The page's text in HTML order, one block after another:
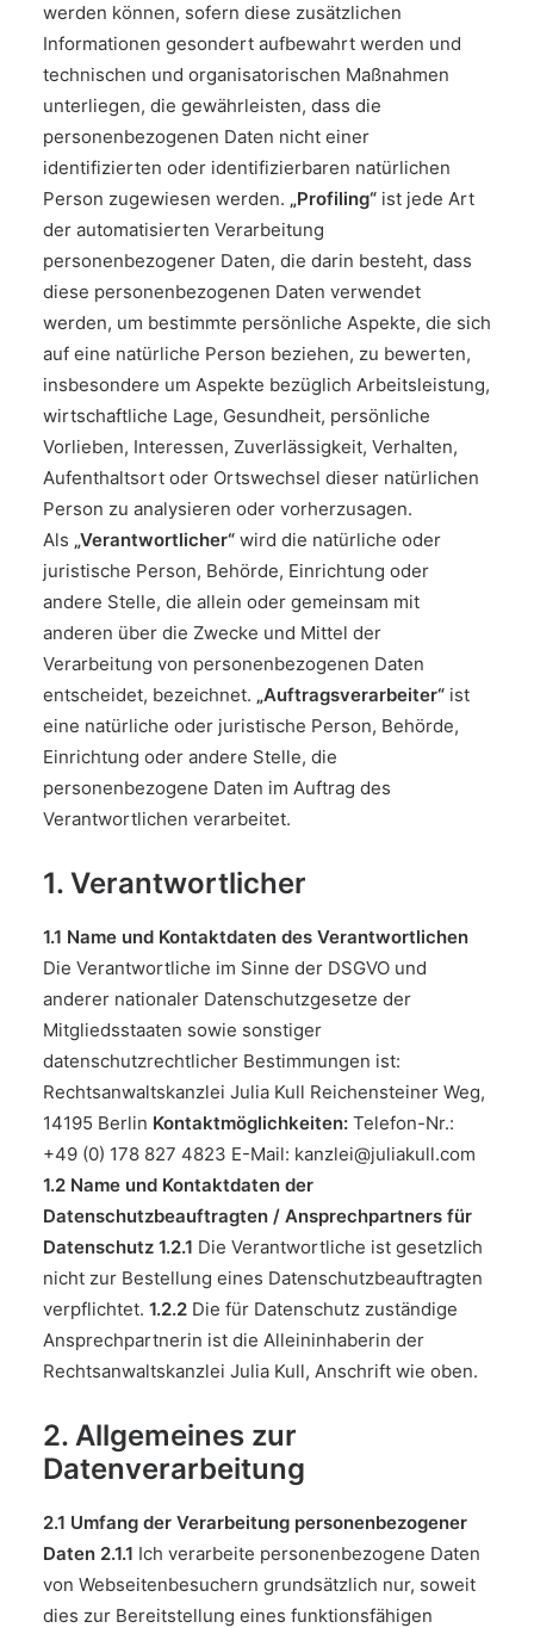
werden können, sofern diese zusätzlichen
Informationen gesondert aufbewahrt werden und
technischen und organisatorischen Maßnahmen
unterliegen, die gewährleisten, dass die
personenbezogenen Daten nicht einer
identifizierten oder identifizierbaren natürlichen
Person zugewiesen werden. „Profiling“ ist jede Art
der automatisierten Verarbeitung
personenbezogener Daten, die darin besteht, dass
diese personenbezogenen Daten verwendet
werden, um bestimmte persönliche Aspekte, die sich
auf eine natürliche Person beziehen, zu bewerten,
insbesondere um Aspekte bezüglich Arbeitsleistung,
wirtschaftliche Lage, Gesundheit, persönliche
Vorlieben, Interessen, Zuverlässigkeit, Verhalten,
Aufenthaltsort oder Ortswechsel dieser natürlichen
Person zu analysieren oder vorherzusagen.
Als „Verantwortlicher“ wird die natürliche oder
juristische Person, Behörde, Einrichtung oder
andere Stelle, die allein oder gemeinsam mit
anderen über die Zwecke und Mittel der
Verarbeitung von personenbezogenen Daten
entscheidet, bezeichnet. „Auftragsverarbeiter“ ist
eine natürliche oder juristische Person, Behörde,
Einrichtung oder andere Stelle, die
personenbezogene Daten im Auftrag des
Verantwortlichen verarbeitet.
1. Verantwortlicher
1.1 Name und Kontaktdaten des Verantwortlichen
Die Verantwortliche im Sinne der DSGVO und
anderer nationaler Datenschutzgesetze der
Mitgliedsstaaten sowie sonstiger
datenschutzrechtlicher Bestimmungen ist:
Rechtsanwaltskanzlei Julia Kull Reichensteiner Weg,
14195 Berlin Kontaktmöglichkeiten: Telefon-Nr.:
+49 (0) 178 827 4823 E-Mail: kanzlei@juliakull.com
1.2 Name und Kontaktdaten der
Datenschutzbeauftragten / Ansprechpartners für
Datenschutz 1.2.1 Die Verantwortliche ist gesetzlich
nicht zur Bestellung eines Datenschutzbeauftragten
verpflichtet. 1.2.2 Die für Datenschutz zuständige
Ansprechpartnerin ist die Alleininhaberin der
Rechtsanwaltskanzlei Julia Kull, Anschrift wie oben.
2. Allgemeines zur
Datenverarbeitung
2.1 Umfang der Verarbeitung personenbezogener
Daten 2.1.1 Ich verarbeite personenbezogene Daten
von Webseitenbesuchern grundsätzlich nur, soweit
dies zur Bereitstellung eines funktionsfähigen